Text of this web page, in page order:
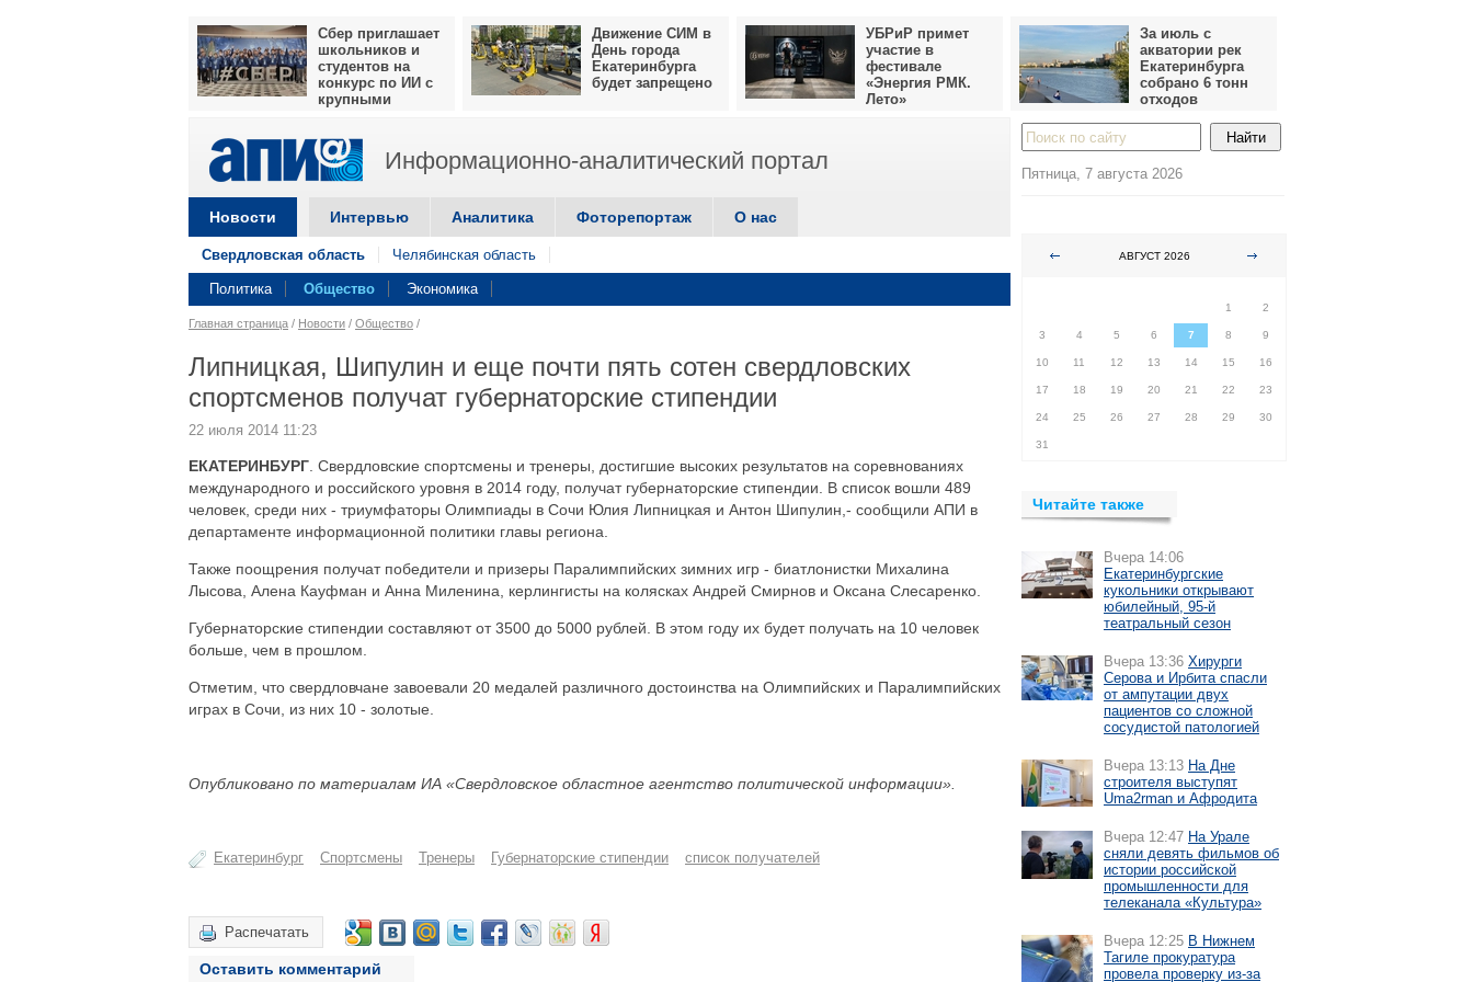
Сбер приглашает
школьников и
студентов на
конкурс по ИИ с
крупными
Движение СИМ в
День города
Екатеринбурга
будет запрещено
УБРиР примет
участие в
фестивале
«Энергия РМК.
Лето»
За июль с
акватории рек
Екатеринбурга
собрано 6 тонн
отходов
Информационно-аналитический портал
Новости Интервью Аналитика Фоторепортаж О нас
Свердловская область Челябинская область
Политика Общество Экономика
Главная страница / Новости / Общество /
Липницкая, Шипулин и еще почти пять сотен свердловских
спортсменов получат губернаторские стипендии
22 июля 2014 11:23
ЕКАТЕРИНБУРГ . Свердловские спортсмены и тренеры, достигшие высоких результатов на соревнованиях
международного и российского уровня в 2014 году, получат губернаторские стипендии. В список вошли 489
человек, среди них - триумфаторы Олимпиады в Сочи Юлия Липницкая и Антон Шипулин,- сообщили АПИ в
департаменте информационной политики главы региона.
Также поощрения получат победители и призеры Паралимпийских зимних игр - биатлонистки Михалина
Лысова, Алена Кауфман и Анна Миленина, керлингисты на колясках Андрей Смирнов и Оксана Слесаренко.
Губернаторские стипендии составляют от 3500 до 5000 рублей. В этом году их будет получать на 10 человек
больше, чем в прошлом.
Отметим, что свердловчане завоевали 20 медалей различного достоинства на Олимпийских и Паралимпийских
играх в Сочи, из них 10 - золотые.
Опубликовано по материалам ИА «Свердловское областное агентство политической информации».
Екатеринбург Спортсмены Тренеры Губернаторские стипендии список получателей
Распечатать
Оставить комментарий
Пятница, 7 августа 2026
АВГУСТ 2026
1
2
3 4 5 6 7 8 9
10 11 12 13 14 15 16
17 18 19 20 21 22 23
24 25 26 27 28 29 30
31
Читайте также
Вчера 14:06
Екатеринбургские
кукольники открывают
юбилейный, 95-й
театральный сезон
Вчера 13:36 Хирурги
Серова и Ирбита спасли
от ампутации двух
пациентов со сложной
сосудистой патологией
Вчера 13:13 На Дне
строителя выступят
Uma2rman и Афродита
Вчера 12:47 На Урале
сняли девять фильмов об
истории российской
промышленности для
телеканала «Культура»
Вчера 12:25 В Нижнем
Тагиле прокуратура
провела проверку из-за